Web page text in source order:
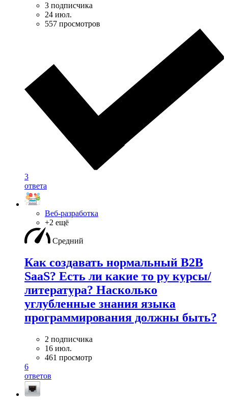
3 подписчика
24 июл.
557 просмотров
3
ответа
Веб-разработка
+2 ещё
Средний
Как создавать нормальный B2B
SaaS? Есть ли какие то ру курсы/
литература? Насколько
углубленные знания языка
программирования должны быть?
2 подписчика
16 июл.
461 просмотр
6
ответов